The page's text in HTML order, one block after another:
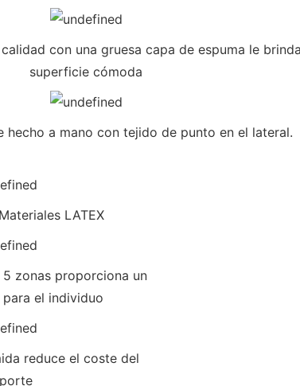
con una gruesa capa de espuma le
superficie cómoda
hecho a mano con tejido de punto en el lateral.
LATEX
zonas proporciona un
el individuo
reduce el coste del